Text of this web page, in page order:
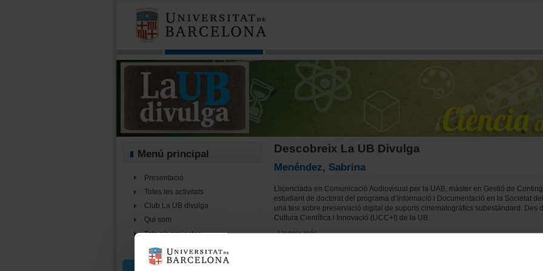
Menú principal
Presentació
Totes les activitats
Club La UB divulga
Qui som
Tots els projectes
Descobreix La UB Divulga
Menéndez, Sabrina
Llicenciada en Comunicació Audiovisual per la UAB, màster en Gestió de
estudiant de doctorat del programa d’Informació i Documentació en la Societat
una tesi sobre preservació digital de suports cinematogràfics subestàndard. Des
Cultura Científica i Innovació (UCC+I) de la UB.
Llegeix méssobre Menéndez, Sabrina
Tècnica de la Unitat de Cultura Científica i Innovació (UCC+I), dins de l’Àrea de